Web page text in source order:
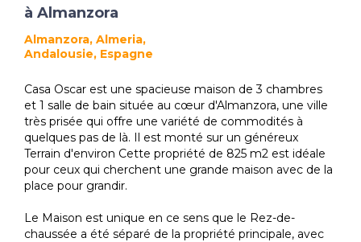
à Almanzora
Almanzora, Almeria,
Andalousie, Espagne
Casa Oscar est une spacieuse maison de 3 chambres
et 1 salle de bain située au cœur d'Almanzora, une ville
très prisée qui offre une variété de commodités à
quelques pas de là. Il est monté sur un généreux
Terrain d'environ Cette propriété de 825 m2 est idéale
pour ceux qui cherchent une grande maison avec de la
place pour grandir.
Le Maison est unique en ce sens que le Rez-de-
chaussée a été séparé de la propriété principale, avec